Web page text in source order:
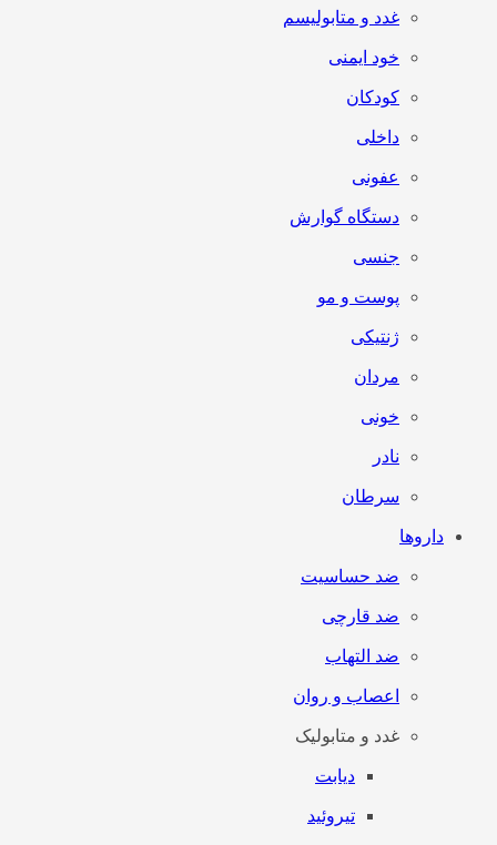
غدد و متابولیسم
خود ایمنی
کودکان
داخلی
عفونی
دستگاه گوارش
جنسی
پوست و مو
ژنتیکی
مردان
خونی
نادر
سرطان
داروها
ضد حساسیت
ضد قارچی
ضد التهاب
اعصاب و روان
غدد و متابولیک
دیابت
تیروئید